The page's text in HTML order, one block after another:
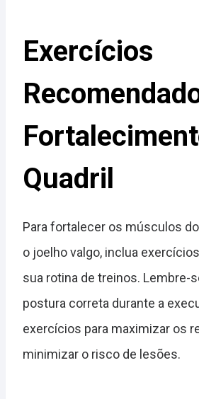
Exercícios
Quadril
Para fortalecer os músculos
o joelho valgo, inclua
sua rotina de treinos. Lembre-
postura correta durante a
exercícios para maximizar os
minimizar o risco de lesões.